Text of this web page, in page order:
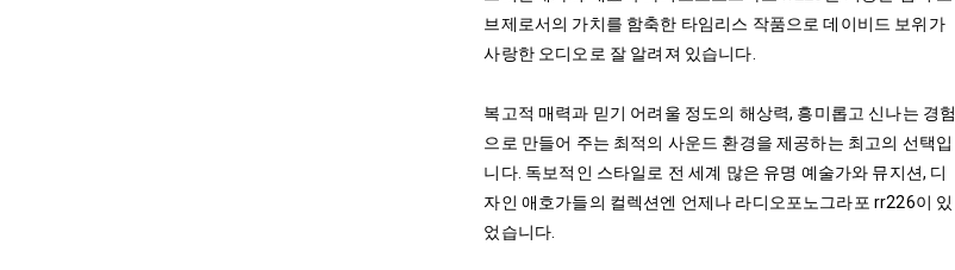
브제로서의 가치를 함축한 타임리스 작품으로 데이비드 보위가
사랑한 오디오로 잘 알려져 있습니다.
복고적 매력과 믿기 어려울 정도의 해상력, 흥미롭고 신나는 경험
으로 만들어 주는 최적의 사운드 환경을 제공하는 최고의 선택입
니다. 독보적인 스타일로 전 세계 많은 유명 예술가와 뮤지션, 디
자인 애호가들의 컬렉션엔 언제나 라디오포노그라포 rr226이 있
었습니다.